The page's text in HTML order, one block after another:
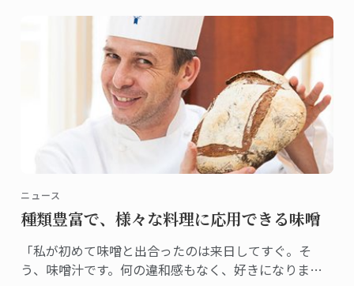
ニュース
種類豊富で、様々な料理に応用できる味噌
「私が初めて味噌と出合ったのは来日してすぐ。そ
う、味噌汁です。何の違和感もなく、好きになりまし